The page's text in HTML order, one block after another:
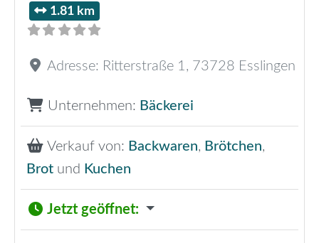
1.81 km
Adresse: Ritterstraße 1 , 73728 Esslingen
Unternehmen: Bäckerei
Verkauf von: Backwaren, Brötchen,
Brot und Kuchen
Jetzt geöffnet: